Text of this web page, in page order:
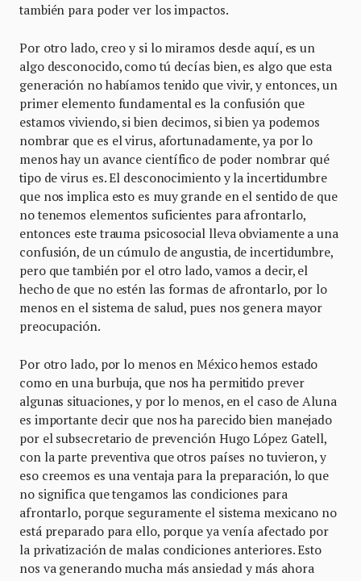
también para poder ver los impactos.
Por otro lado, creo y si lo miramos desde aquí, es un
algo desconocido, como tú decías bien, es algo que esta
generación no habíamos tenido que vivir, y entonces, un
primer elemento fundamental es la confusión que
estamos viviendo, si bien decimos, si bien ya podemos
nombrar que es el virus, afortunadamente, ya por lo
menos hay un avance científico de poder nombrar qué
tipo de virus es. El desconocimiento y la incertidumbre
que nos implica esto es muy grande en el sentido de que
no tenemos elementos suficientes para afrontarlo,
entonces este trauma psicosocial lleva obviamente a una
confusión, de un cúmulo de angustia, de incertidumbre,
pero que también por el otro lado, vamos a decir, el
hecho de que no estén las formas de afrontarlo, por lo
menos en el sistema de salud, pues nos genera mayor
preocupación.
Por otro lado, por lo menos en México hemos estado
como en una burbuja, que nos ha permitido prever
algunas situaciones, y por lo menos, en el caso de Aluna
es importante decir que nos ha parecido bien manejado
por el subsecretario de prevención Hugo López Gatell,
con la parte preventiva que otros países no tuvieron, y
eso creemos es una ventaja para la preparación, lo que
no significa que tengamos las condiciones para
afrontarlo, porque seguramente el sistema mexicano no
está preparado para ello, porque ya venía afectado por
la privatización de malas condiciones anteriores. Esto
nos va generando mucha más ansiedad y más ahora